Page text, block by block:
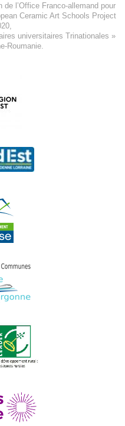
l’Office Franco-allemand pour
Ceramic Art Schools Project
universitaires Trinationales »
Roumanie.